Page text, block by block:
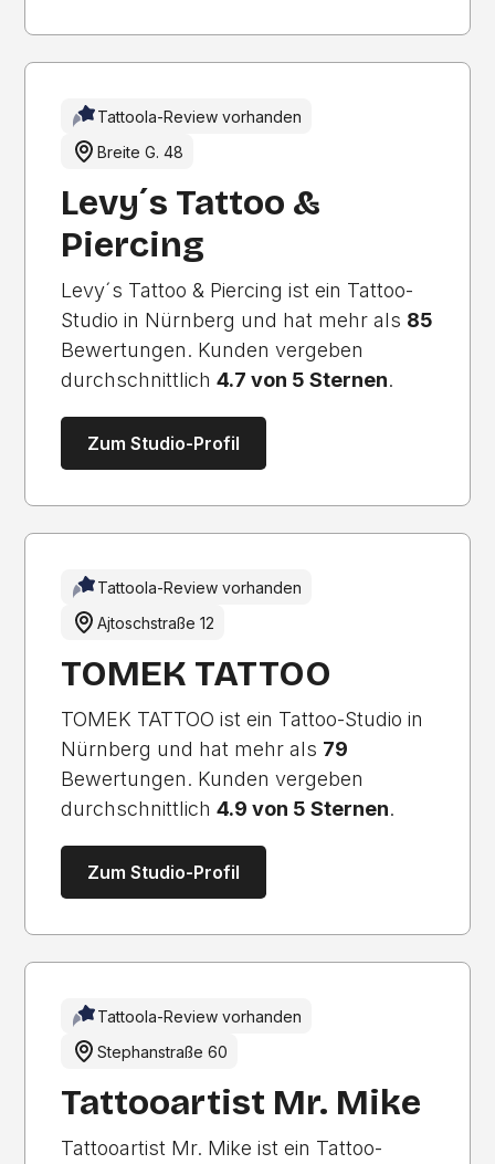
Tattoola-Review vorhanden
Breite G. 48
Levy´s Tattoo &
Piercing
Levy´s Tattoo & Piercing ist ein Tattoo-
Studio in Nürnberg und hat mehr als 85
Bewertungen. Kunden vergeben
durchschnittlich4.7 von 5 Sternen.
Zum Studio-Profil
Tattoola-Review vorhanden
Ajtoschstraße 12
TOMEK TATTOO
TOMEK TATTOO ist ein Tattoo-Studio in
Nürnberg und hat mehr als 79
Bewertungen. Kunden vergeben
durchschnittlich4.9 von 5 Sternen.
Zum Studio-Profil
Tattoola-Review vorhanden
Stephanstraße 60
Tattooartist Mr. Mike
Tattooartist Mr. Mike ist ein Tattoo-